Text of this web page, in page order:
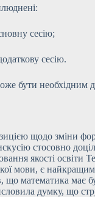
сесію;
сесію.
бути необхідним
щодо зміни
стосовно
якості
мови, є
математика має
думку, що